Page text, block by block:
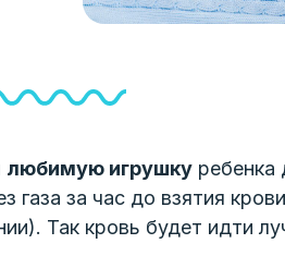
любимую игрушку ребенка
газа за час до взятия
Так кровь будет идти